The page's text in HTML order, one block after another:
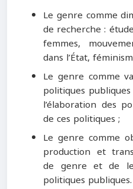
Le genre comme
de recherche :
femmes,
dans l’État,
Le genre comme
politiques
l’élaboration des
de ces politiques ;
Le genre comme
production et
de genre et de
politiques publiques.